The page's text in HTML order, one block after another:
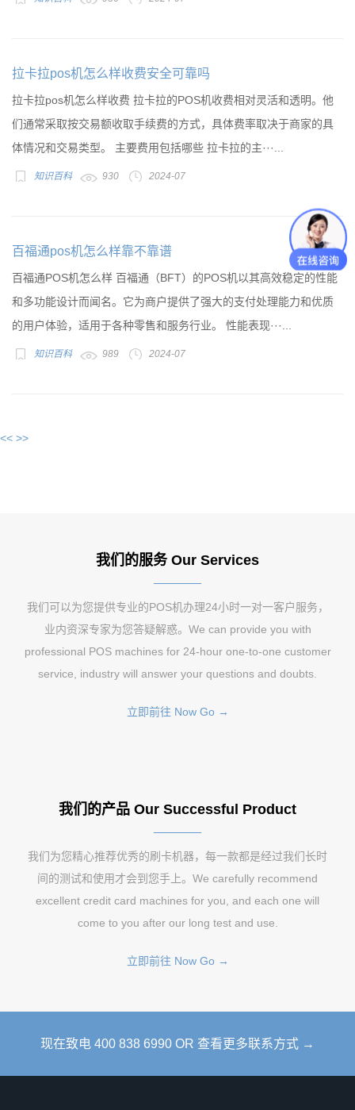
拉卡拉pos机怎么样收费安全可靠吗
拉卡拉pos机怎么样收费 拉卡拉的POS机收费相对灵活和透明。他
们通常采取按交易额收取手续费的方式，具体费率取决于商家的具
体情况和交易类型。 主要费用包括哪些 拉卡拉的主···...
知识百科 930 2024-07
百福通pos机怎么样靠不靠谱
百福通POS机怎么样 百福通（BFT）的POS机以其高效稳定的性能
和多功能设计而闻名。它为商户提供了强大的支付处理能力和优质
的用户体验，适用于各种零售和服务行业。 性能表现···...
知识百科 989 2024-07
<< >>
我们的服务 Our Services
我们可以为您提供专业的POS机办理24小时一对一客户服务，
业内资深专家为您答疑解惑。We can provide you with
professional POS machines for 24-hour one-to-one customer
service, industry will answer your questions and doubts.
立即前往 Now Go →
我们的产品 Our Successful Product
我们为您精心推荐优秀的刷卡机器，每一款都是经过我们长时
间的测试和使用才会到您手上。We carefully recommend
excellent credit card machines for you, and each one will
come to you after our long test and use.
立即前往 Now Go →
现在致电 400 838 6990 OR 查看更多联系方式 →